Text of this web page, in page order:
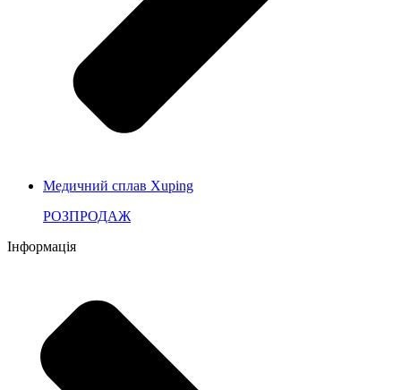
Медичний сплав Xuping
РОЗПРОДАЖ
Інформація